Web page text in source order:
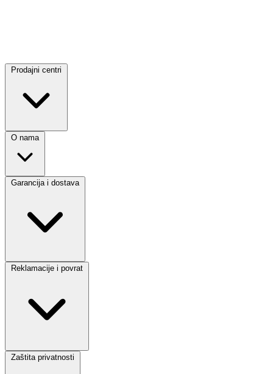
Prodajni centri
O nama
Garancija i dostava
Reklamacije i povrat
Zaštita privatnosti